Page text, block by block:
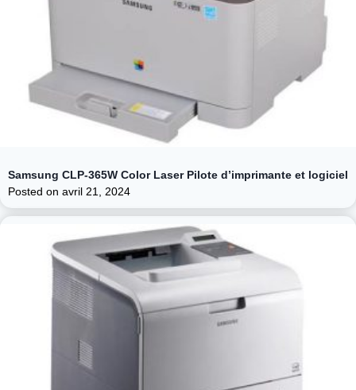
Samsung CLP-365W Color Laser Pilote d’imprimante et logiciel
Posted on avril 21, 2024